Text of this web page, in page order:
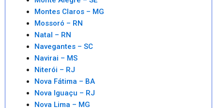
Montes Claros – MG
Mossoró – RN
Natal – RN
Navegantes – SC
Navirai – MS
Niterói – RJ
Nova Fátima – BA
Nova Iguaçu – RJ
Nova Lima – MG